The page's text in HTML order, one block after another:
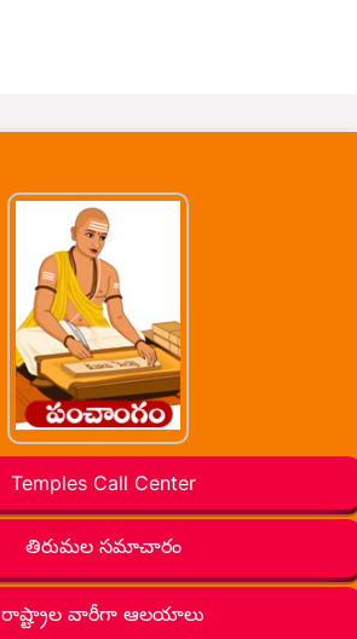
Temples Call Center
తిరుమల సమాచారం
రాష్ట్రాల వారీగా ఆలయాలు